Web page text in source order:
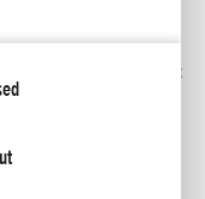
Honda RoadSync
ja küpsiste poliitika